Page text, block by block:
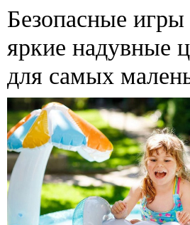
Безопасные игры
яркие надувные
для самых